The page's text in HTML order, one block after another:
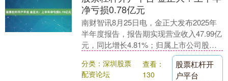
净亏损0.78亿元
南财智讯8月25日电，金正大发布2025年
半年度报告，报告期实现营业收入47.99亿
元，同比增长4.81%；归属上市公司股东
的净利润-0.78亿元，同比下降14....
分类：深圳股票
配资论坛
查看：
130
股票杠杆开
户平台